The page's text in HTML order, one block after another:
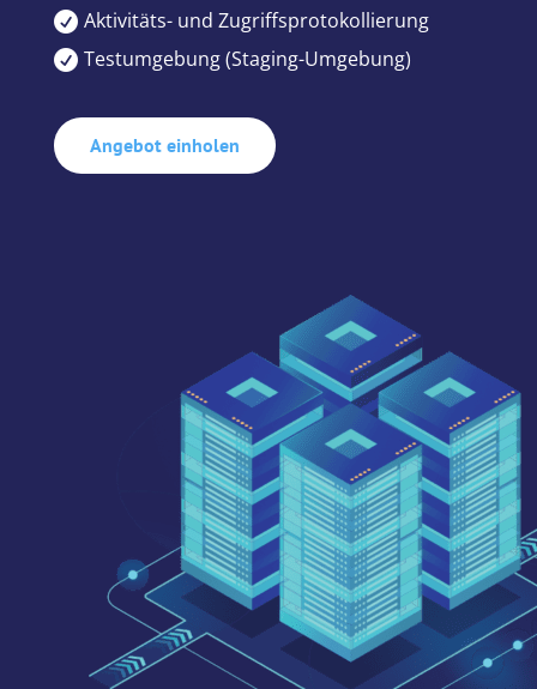
 Aktivitäts- und Zugriffsprotokollierung
 Testumgebung (Staging-Umgebung)
Angebot einholen